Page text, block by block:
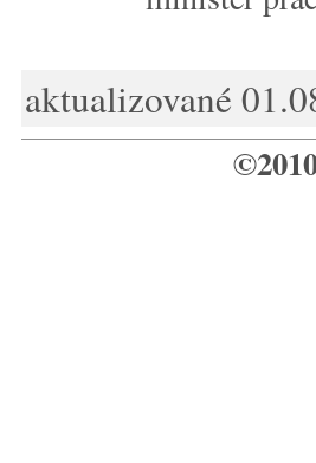
aktualizované